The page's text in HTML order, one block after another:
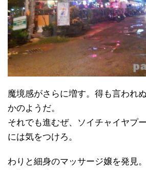
魔境感がさらに増す。得も言われ
かのようだ。
それでも進むぜ、ソイチャイヤプ
には気をつけろ。
わりと細身のマッサージ嬢を発見。